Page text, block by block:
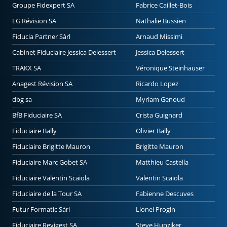
Groupe Fidexpert SA
Fabrice Caillet-Bois
EG Révision SA
Nathalie Bussien
Fiducia Partner Sàrl
Arnaud Missimi
Cabinet Fiduciaire Jessica Delessert
Jessica Delessert
TRAKX SA
Véronique Steinhauser
Anagest Révision SA
Ricardo Lopez
dbg sa
Myriam Genoud
BfB Fiduciaire SA
Crista Guignard
Fiduciaire Bally
Olivier Bally
Fiduciaire Brigitte Mauron
Brigitte Mauron
Fiduciaire Marc Gobet SA
Matthieu Castella
Fiduciaire Valentin Scaiola
Valentin Scaiola
Fiduciaire de la Tour SA
Fabienne Descuves
Futur Formatic Sàrl
Lionel Progin
Fiduciaire Revigest SA
Steve Hunziker